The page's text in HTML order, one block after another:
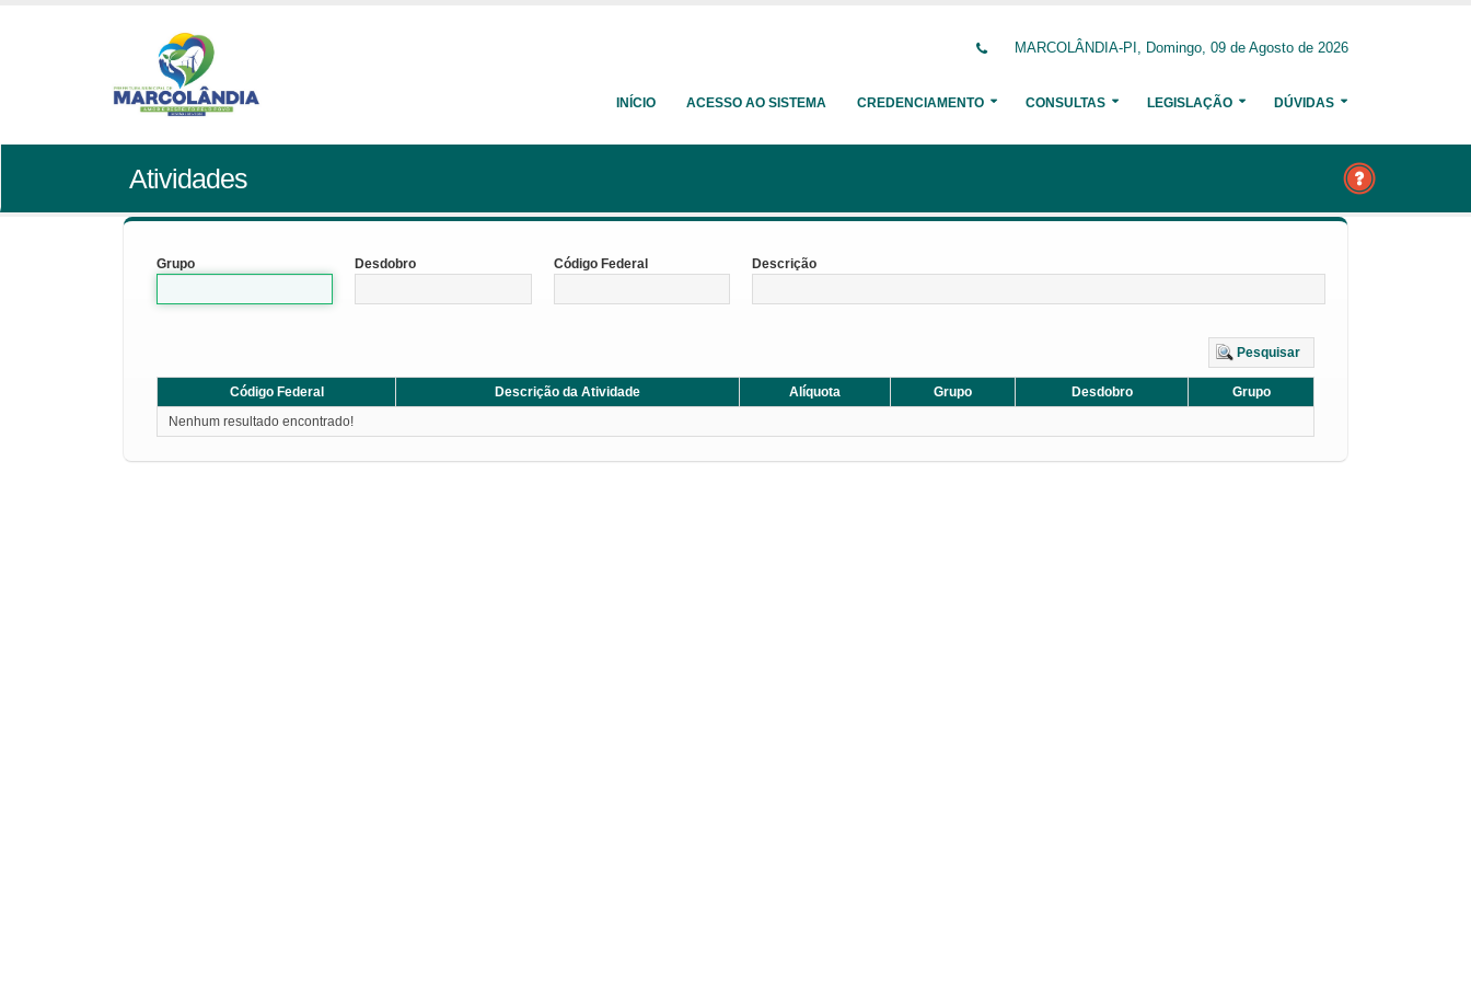
MARCOLÂNDIA-PI, Domingo, 09 de Agosto de 2026
INÍCIO ACESSO AO SISTEMA CREDENCIAMENTO CONSULTAS LEGISLAÇÃO DÚVIDAS
Atividades
Grupo Desdobro Código Federal Descrição
Pesquisar
Código Federal Descrição da Atividade Alíquota Grupo Desdobro
Grupo
Nenhum resultado encontrado!